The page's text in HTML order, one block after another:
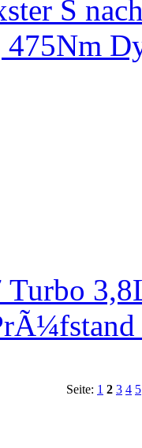
S
Turbo
Seite: 1 2 3 4 5